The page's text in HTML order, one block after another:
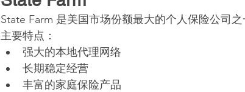
State Farm 是美国市场份额最大的个人保险公司之
主要特点：
强大的本地代理网络
长期稳定经营
丰富的家庭保险产品